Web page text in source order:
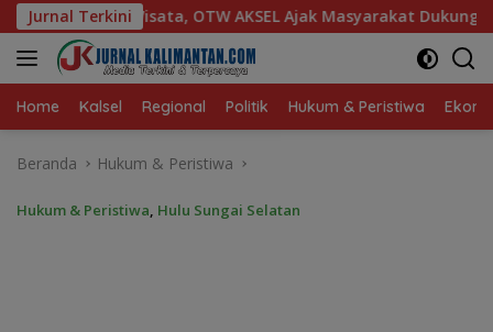
Langsung
ke
konten
Jurnal Terkini
AKSEL Ajak Masyarakat Dukung Produk Lokal Tabalong
Home Kalsel Regional Politik Hukum & Peristiwa
Beranda Hukum & Peristiwa
Hukum & Peristiwa, Hulu Sungai Selatan